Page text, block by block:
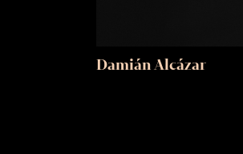
Damián Alcázar